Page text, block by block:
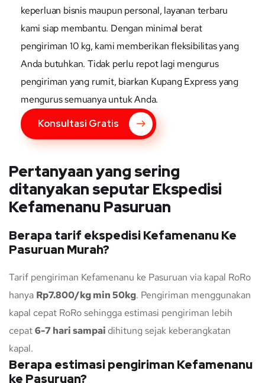
keperluan bisnis maupun personal, layanan terbaru
kami siap membantu. Dengan minimal berat
pengiriman 10 kg, kami memberikan fleksibilitas yang
Anda butuhkan. Tidak perlu repot lagi mengurus
pengiriman yang rumit, biarkan Kupang Express yang
mengurus semuanya untuk Anda.
Konsultasi Gratis
Pertanyaan yang sering
ditanyakan seputar Ekspedisi
Kefamenanu Pasuruan
Berapa tarif ekspedisi Kefamenanu Ke
Pasuruan Murah?
Tarif pengiriman Kefamenanu ke Pasuruan via kapal RoRo
hanya Rp7.800/kg min 50kg. Pengiriman menggunakan
kapal cepat RoRo sehingga estimasi pengiriman lebih
cepat6-7 hari sampai dihitung sejak keberangkatan
kapal.
Berapa estimasi pengiriman Kefamenanu
ke Pasuruan?